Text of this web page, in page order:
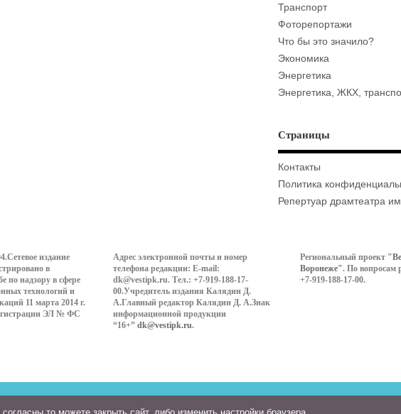
Транспорт
Фоторепортажи
Что бы это значило?
Экономика
Энергетика
Энергетика, ЖКХ,
Страницы
Контакты
Политика
Репертуар драмтеатра
издание
в
по надзору в сфере
технологий и
11 марта 2014 г.
ЭЛ № ФС
Адрес электронной почты и номер
телефона редакции: E-mail:
dk@vestipk.ru. Тел.: +7-919-188-17-
00.Учредитель издания Калядин Д.
А.Главный редактор Калядин Д. А.Знак
информационной продукции
“16+” dk@vestipk.ru.
Региональный проект
Воронеже". По вопросам
+7-919-188-17-00.